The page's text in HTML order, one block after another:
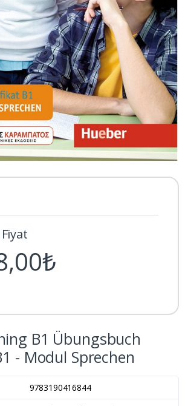
B1 Übungsbuch
- Modul Sprechen
9783190416844